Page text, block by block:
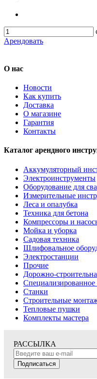
Арендовать
О нас
Новости
Как купить
Доставка
О магазине
Гарантия
Контакты
Каталог арендного
Аккумуляторный
Электроинструменты
Оборудование для
Измерительные
Леса и опалубка
Техника для бетона
Компрессоры и
Мойка и уборка
Садовая техника
Шлифовальное
Электростанции
Прочие
Дорожно-
Специализированное
Станки
Строительные
Тепловые пушки
Комплекты мастера
РАССЫЛКА
Подписаться